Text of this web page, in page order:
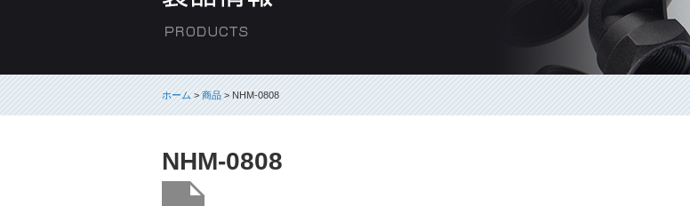
ホーム>商品> NHM-0808
NHM-0808